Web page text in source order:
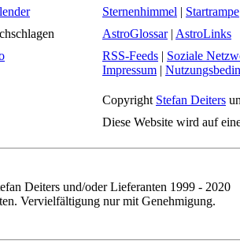
Sternenhimmel | Startrampe
AstroGlossar| AstroLinks
RSS-Feeds | Soziale
Impressum |
Copyright Stefan Deiters
Diese Website wird auf
Deiters und/oder Lieferanten 1999 - 2020
Vervielfältigung nur mit Genehmigung.